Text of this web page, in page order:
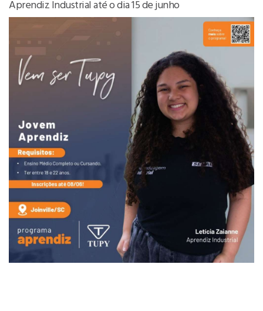
Aprendiz Industrial até o dia 15 de junho